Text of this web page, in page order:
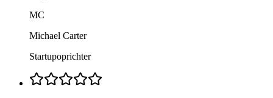
MC
Michael Carter
Startupoprichter